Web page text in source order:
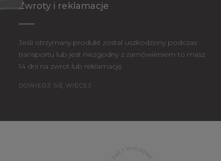
Zwroty i reklamacje
Jeśli otrzymany produkt został uszkodzony podczas
transportu lub jest niezgodny z zamówieniem to masz
14 dni na zwrot lub reklamację.
DOWIEDZ SIĘ WIĘCEJ